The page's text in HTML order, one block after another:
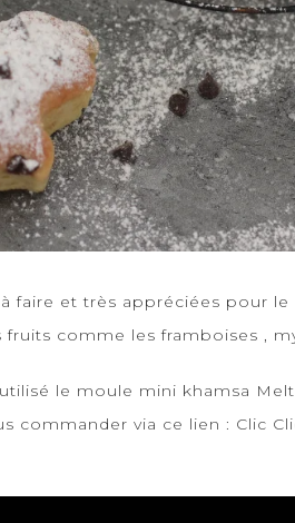
faire et très appréciées pour
comme les framboises ,
le moule mini khamsa
commander via ce lien : Clic